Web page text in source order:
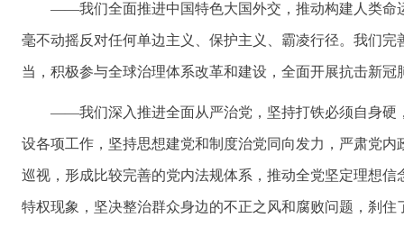
——我们全面推进中国特色大国外交，推动构建人类命
毫不动摇反对任何单边主义、保护主义、霸凌行径。我们
当，积极参与全球治理体系改革和建设，全面开展抗击新
——我们深入推进全面从严治党，坚持打铁必须自身硬
设各项工作，坚持思想建党和制度治党同向发力，严肃党
巡视，形成比较完善的党内法规体系，推动全党坚定理想
特权现象，坚决整治群众身边的不正之风和腐败问题，刹